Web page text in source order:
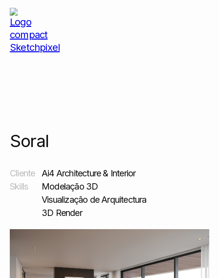
Soral
Soral
Cliente
Ai4 Architecture & Interior
Skills
Modelação 3D
Visualização de Arquitectura
3D Render